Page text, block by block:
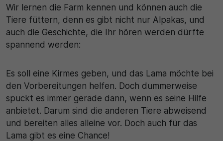
Wir lernen die Farm kennen und können auch die
Tiere füttern, denn es gibt nicht nur Alpakas, und
auch die Geschichte, die Ihr hören werden dürfte
spannend werden:
Es soll eine Kirmes geben, und das Lama möchte bei
den Vorbereitungen helfen. Doch dummerweise
spuckt es immer gerade dann, wenn es seine Hilfe
anbietet. Darum sind die anderen Tiere abweisend
und bereiten alles alleine vor. Doch auch für das
Lama gibt es eine Chance!